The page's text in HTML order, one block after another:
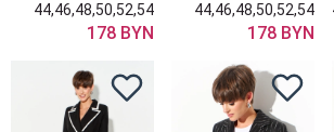
44,46,48,50,52,54
178 BYN
44,46,48,50,52,54
178 BYN